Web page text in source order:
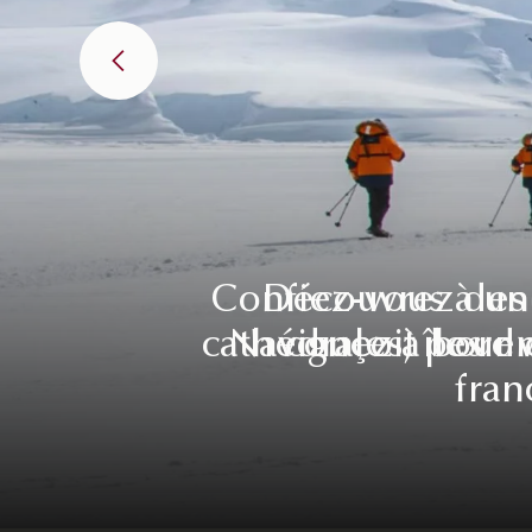
Découvrez
cathédrales, îles
Naviguez à bord
Confiez-vous à
conçoit pour